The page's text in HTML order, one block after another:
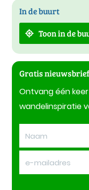
In de buurt
Toon in de
Gratis nieuwsbrief
Ontvang één
wandelinspiratie